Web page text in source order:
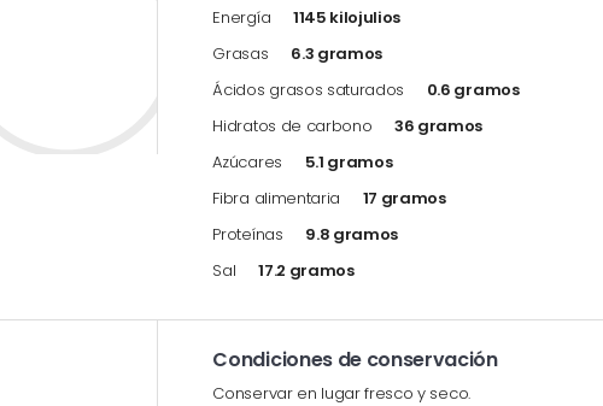
Energía
1145 kilojulios
Grasas
6.3 gramos
Ácidos grasos saturados
0.6 gramos
Hidratos de carbono
36 gramos
Azúcares
5.1 gramos
Fibra alimentaria
17 gramos
Proteínas
9.8 gramos
Sal
17.2 gramos
Condiciones de conservación
Conservar en lugar fresco y seco.